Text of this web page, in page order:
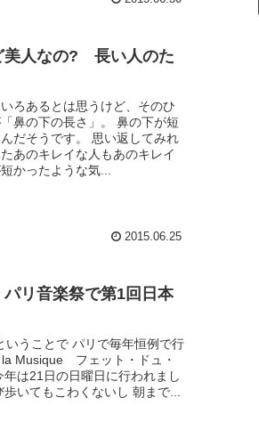
美人なの? 長い人のた
ろあるとは思うけど、そのひ
鼻の下の長さ」。 鼻の下が短
だそうです。 思い返してみれ
あのキレイな人もあのキレイ
かったような気...
2015.06.25
リ音楽祭で第1回日本
いうことで パリで毎年恒例で行
Musique フェット・ドュ・
は21日の日曜日に行われまし
いてもこわくないし 朝まで...